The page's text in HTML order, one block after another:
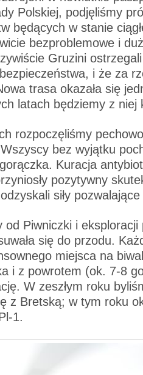
Polskiej, podjęliśmy
będących w stanie
bezproblemowe i
Gruzini
i że za
trasa okazała się
latach będziemy z niej
rozpoczęliśmy
bez wyjątku
Kuracja
pozytywny
siły
od Piwniczki i eksploracji
się do przodu.
miejsca na
i z powrotem (ok. 7-8
W zeszłym roku
z Bretską; w tym roku
1.